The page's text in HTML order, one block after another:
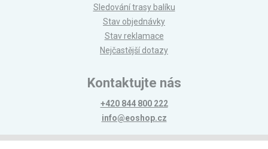
Sledování trasy balíku
Stav objednávky
Stav reklamace
Nejčastější dotazy
Kontaktujte nás
+420 844 800 222
info@eoshop.cz